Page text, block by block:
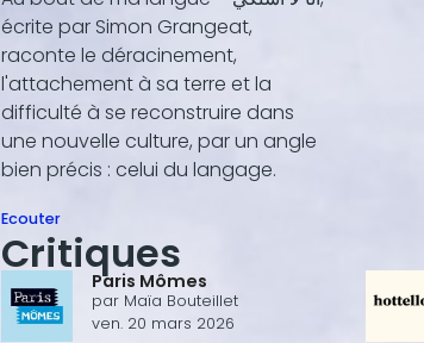
écrite par Simon Grangeat,
raconte le déracinement,
l'attachement à sa terre et la
difficulté à se reconstruire dans
une nouvelle culture, par un angle
bien précis : celui du langage.
Ecouter
Critiques
Paris Mômes
par Maïa Bouteillet
ven. 20 mars 2026